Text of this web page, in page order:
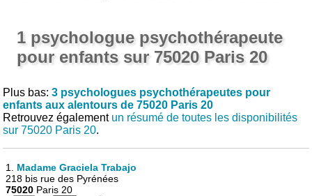
1 psychologue psychothérapeute
pour enfants sur 75020 Paris 20
Plus bas:3 psychologues psychothérapeutes pour
enfants aux alentours de 75020 Paris 20
Retrouvez également un résumé de toutes les disponibilités
sur 75020 Paris 20.
1. Madame Graciela Trabajo
218 bis rue des Pyrénées
75020 Paris 20